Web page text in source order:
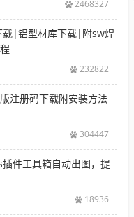
2468327
载|铝型材库下载|附sw焊
232822
注册码下载附安装方法
304447
件工具箱自动出图，提
18936